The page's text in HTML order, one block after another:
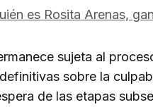
es Rosita Arenas,
sujeta al
sobre la
de las etapas